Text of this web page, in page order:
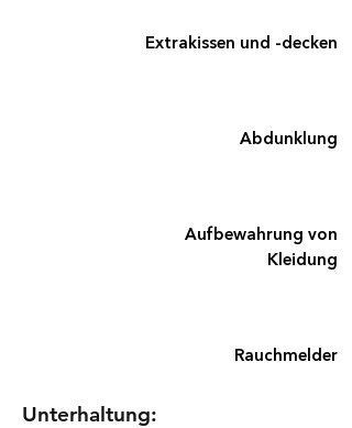
Extrakissen und -decken
Abdunklung
Aufbewahrung von
Kleidung
Rauchmelder
Unterhaltung: